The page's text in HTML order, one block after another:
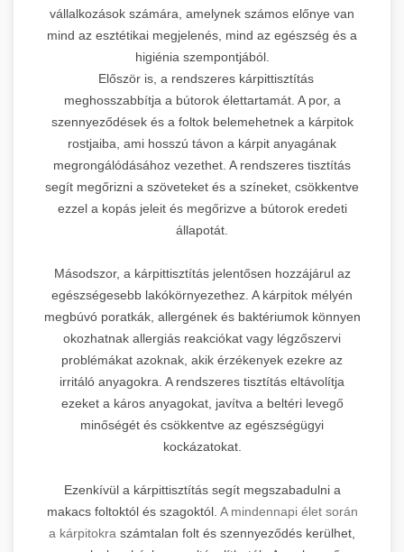
vállalkozások számára, amelynek számos előnye van
mind az esztétikai megjelenés, mind az egészség és a
higiénia szempontjából.
Először is, a rendszeres kárpittisztítás
meghosszabbítja a bútorok élettartamát. A por, a
szennyeződések és a foltok belemehetnek a kárpitok
rostjaiba, ami hosszú távon a kárpit anyagának
megrongálódásához vezethet. A rendszeres tisztítás
segít megőrizni a szöveteket és a színeket, csökkentve
ezzel a kopás jeleit és megőrizve a bútorok eredeti
állapotát.
Másodszor, a kárpittisztítás jelentősen hozzájárul az
egészségesebb lakókörnyezethez. A kárpitok mélyén
megbúvó poratkák, allergének és baktériumok könnyen
okozhatnak allergiás reakciókat vagy légzőszervi
problémákat azoknak, akik érzékenyek ezekre az
irritáló anyagokra. A rendszeres tisztítás eltávolítja
ezeket a káros anyagokat, javítva a beltéri levegő
minőségét és csökkentve az egészségügyi
kockázatokat.
Ezenkívül a kárpittisztítás segít megszabadulni a
makacs foltoktól és szagoktól. A mindennapi élet során
a kárpitokra számtalan folt és szennyeződés kerülhet,